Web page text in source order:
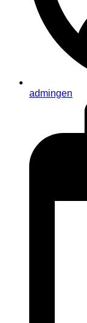
admingen